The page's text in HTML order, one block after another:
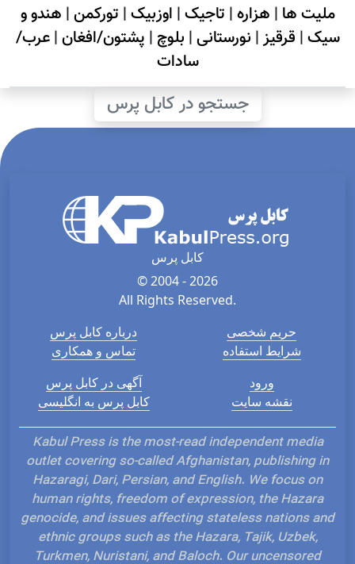
ملیت ها | هزاره| تاجیک| اوزبیک| تورکمن| هندو و
سیک| قرقیز| نورستانی| بلوچ | پشتون/افغان|عرب/
سادات
جستجو در کابل پرس
کابل پرس
© 2004 - 2026
All Rights Reserved.
درباره کابل پرس
تماس و همکاری
حریم شخصی
شرایط استفاده
آگهی در کابل پرس
کابل پرس به انگلیسی
ورود
نقشه سایت
Kabul Press is the most-read independent media
outlet covering so-called Afghanistan, publishing in
Hazaragi, Dari, Persian, and English. We focus on
human rights, freedom of expression, the Hazara
genocide, and issues affecting stateless nations and
ethnic groups such as the Hazara, Tajik, Uzbek,
Turkmen, Nuristani, and Baloch. Our uncensored